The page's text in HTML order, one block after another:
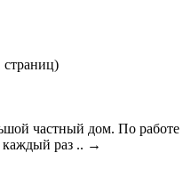
страниц)
частный дом. По работе
раз .. →